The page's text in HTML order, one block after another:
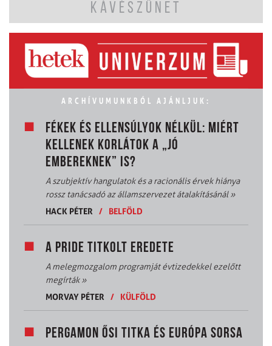
KÁVÉSZÜNET
ARCHÍVUMUNKBÓL AJÁNLJUK:
FÉKEK ÉS ELLENSÚLYOK NÉLKÜL: MIÉRT
KELLENEK KORLÁTOK A „JÓ
EMBEREKNEK” IS?
A szubjektív hangulatok és a racionális érvek hiánya
rossz tanácsadó az államszervezet átalakításánál»
HACK PÉTER
/ BELFÖLD
A PRIDE TITKOLT EREDETE
A melegmozgalom programját évtizedekkel ezelőtt
megírták»
MORVAY PÉTER
/ KÜLFÖLD
PERGAMON ŐSI TITKA ÉS EURÓPA SORSA